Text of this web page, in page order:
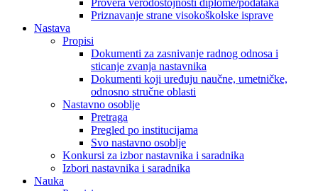
Priznavanje strane visokoškolske isprave
Nastava
Propisi
Dokumenti za zasnivanje radnog odnosa i
sticanje zvanja nastavnika
Dokumenti koji uređuju naučne, umetničke,
odnosno stručne oblasti
Nastavno osoblje
Pretraga
Pregled po institucijama
Svo nastavno osoblje
Konkursi za izbor nastavnika i saradnika
Izbori nastavnika i saradnika
Nauka